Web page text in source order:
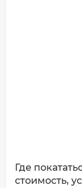
Где
стоимость,